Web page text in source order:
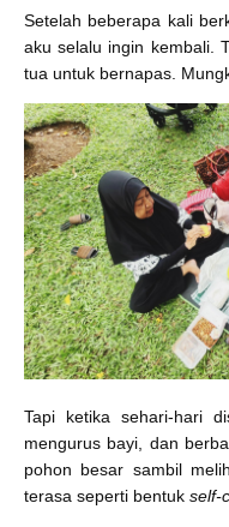
Setelah beberapa kali
aku selalu ingin kembali.
tua untuk bernapas.
Tapi ketika sehari-hari
mengurus bayi, dan
pohon besar sambil
terasa seperti bentuk self-